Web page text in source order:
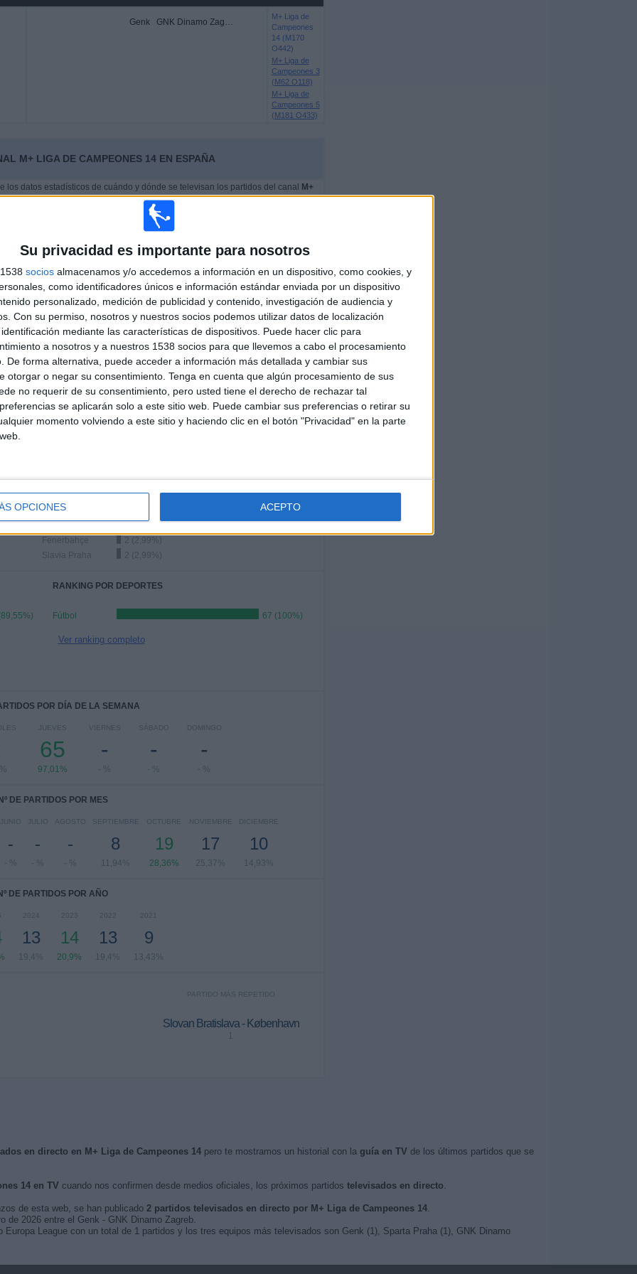
Su privacidad es importante para nosotros
socios almacenamos y/o accedemos a información en un dispositivo, como cookies, y
como identificadores únicos e información estándar enviada por un dispositivo
personalizado, medición de publicidad y contenido, investigación de audiencia y
Con su permiso, nosotros y nuestros socios podemos utilizar datos de localización
mediante las características de dispositivos. Puede hacer clic para
a nosotros y a nuestros 1538 socios para que llevemos a cabo el procesamiento
De forma alternativa, puede acceder a información más detallada y cambiar sus
otorgar o negar su consentimiento. Tenga en cuenta que algún procesamiento de sus
no requerir de su consentimiento, pero usted tiene el derecho de rechazar tal
se aplicarán solo a este sitio web. Puede cambiar sus preferencias o retirar su
momento volviendo a este sitio y haciendo clic en el botón "Privacidad" en la parte
OPCIONES ACEPTO
Genk GNK Dinamo Zagreb
M+ Liga de
Campeones
14 (M170
O442)
M+ Liga de
Campeones 3
(M62 O118)
M+ Liga de
Campeones 5
(M181 O433)
M+ LIGA DE CAMPEONES 14 EN ESPAÑA
los datos estadísticos de cuándo y dónde se televisan los partidos del canal M+
, podemos dar los siguientes datos:
3
TELEVISADAS
86
EQUIPOS TELEVISADOS
ÚLTIMO PARTIDO
Sparta Praha - AZ Alkmaar
19/03/2026 Conference League
AZ Alkmaar
4 (5,97%)
Gent
Fenerbahçe
2 (2,99%)
Slavia Praha
2 (2,99%)
RANKING POR DEPORTES
Fútbol 67 (100%)
Ver ranking completo
POR DÍA DE LA SEMANA
JUEVES
65
97,01%
VIERNES
-
- %
SÁBADO
-
- %
DOMINGO
-
- %
Nº DE PARTIDOS POR MES
JUNIO
-
- %
JULIO
-
- %
AGOSTO
-
- %
SEPTIEMBRE
8
11,94%
OCTUBRE
19
28,36%
NOVIEMBRE
17
25,37%
DICIEMBRE
10
14,93%
DE PARTIDOS POR AÑO
2024
13
19,4%
2023
14
20,9%
2022
13
19,4%
2021
9
13,43%
PARTIDO MÁS REPETIDO
Slovan Bratislava - København
1
en directo en M+ Liga de Campeones 14pero te mostramos un historial con la guía en TV de los últimos partidos que se
14 en TV cuando nos confirmen desde medios oficiales, los próximos partidos televisados en directo.
de esta web, se han publicado 2 partidos televisados en directo por M+ Liga de Campeones 14.
de 2026 entre el Genk - GNK Dinamo Zagreb.
League con un total de 1 partidos y los tres equipos más televisados son Genk (1), Sparta Praha (1), GNK Dinamo